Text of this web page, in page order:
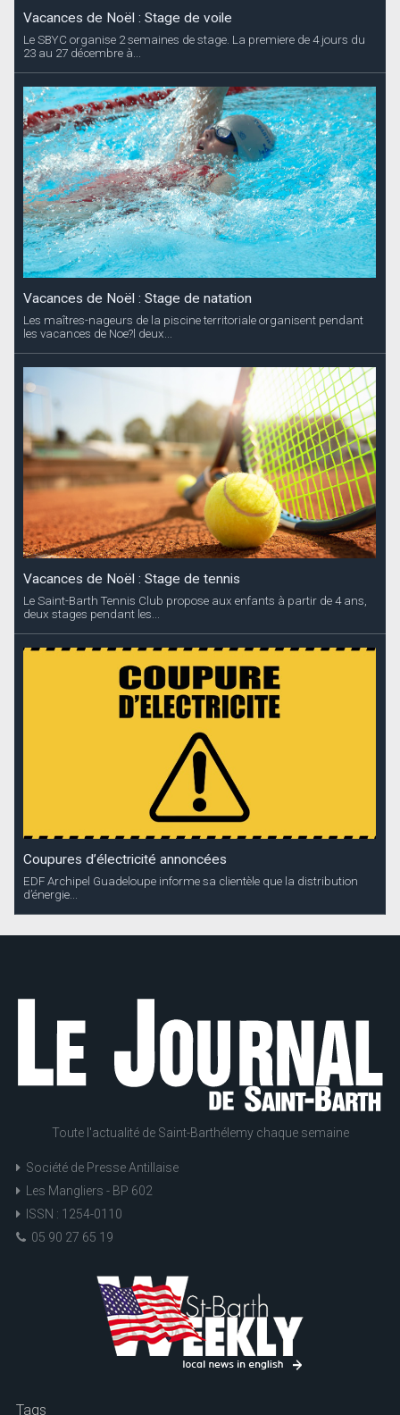
Vacances de Noël : Stage de voile
Le SBYC organise 2 semaines de stage. La premiere de 4 jours du
23 au 27 décembre à...
Vacances de Noël : Stage de natation
Les maîtres-nageurs de la piscine territoriale organisent pendant
les vacances de Noe?l deux...
Vacances de Noël : Stage de tennis
Le Saint-Barth Tennis Club propose aux enfants à partir de 4 ans,
deux stages pendant les...
Coupures d’électricité annoncées
EDF Archipel Guadeloupe informe sa clientèle que la distribution
d’énergie...
Toute l'actualité de Saint-Barthélemy chaque semaine
Société de Presse Antillaise
Les Mangliers - BP 602
ISSN : 1254-0110
05 90 27 65 19
Tags